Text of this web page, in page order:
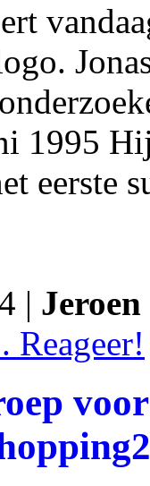
1995
eerste
|
Reageer!